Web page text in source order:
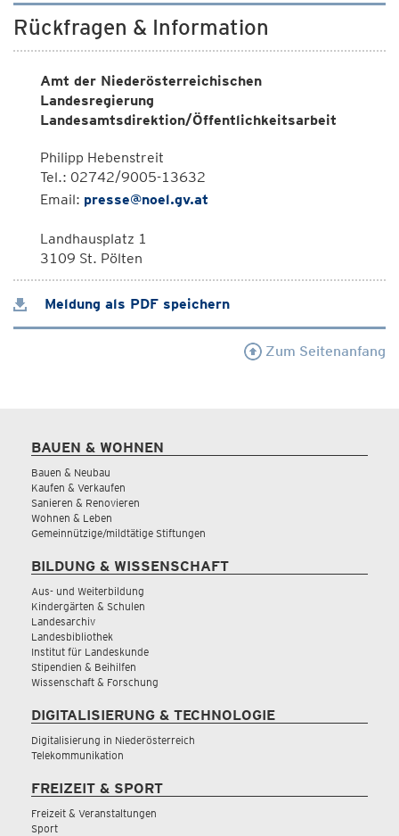
Rückfragen & Information
Amt der Niederösterreichischen
Landesregierung
Landesamtsdirektion/Öffentlichkeitsarbeit
Philipp Hebenstreit
Tel.: 02742/9005-13632
Email: presse@noel.gv.at
Landhausplatz 1
3109 St. Pölten
Meldung als PDF speichern
Zum Seitenanfang
BAUEN & WOHNEN
Bauen & Neubau
Kaufen & Verkaufen
Sanieren & Renovieren
Wohnen & Leben
Gemeinnützige/mildtätige Stiftungen
BILDUNG & WISSENSCHAFT
Aus- und Weiterbildung
Kindergärten & Schulen
Landesarchiv
Landesbibliothek
Institut für Landeskunde
Stipendien & Beihilfen
Wissenschaft & Forschung
DIGITALISIERUNG & TECHNOLOGIE
Digitalisierung in Niederösterreich
Telekommunikation
FREIZEIT & SPORT
Freizeit & Veranstaltungen
Sport